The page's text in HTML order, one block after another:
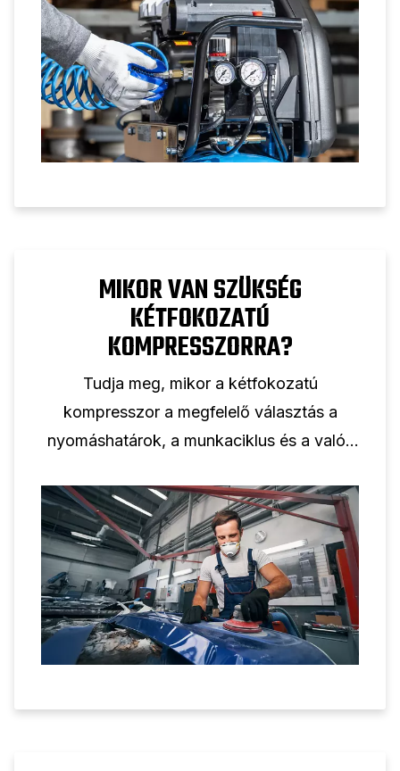
szabályozásra vonatkozó beállítási
tippeket.
MIKOR VAN SZÜKSÉG
KÉTFOKOZATÚ
KOMPRESSZORRA?
Tudja meg, mikor a kétfokozatú
kompresszor a megfelelő választás a
nyomáshatárok, a munkaciklus és a valós